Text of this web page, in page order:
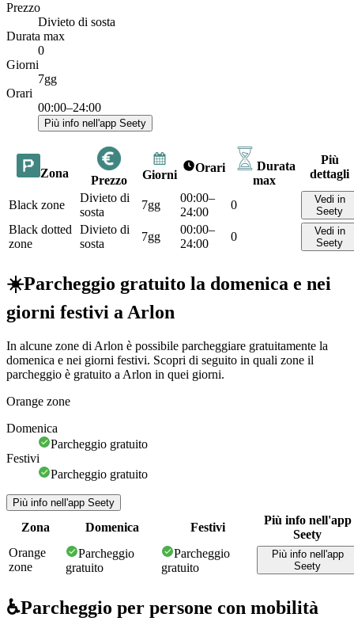
Prezzo
Divieto di sosta
Durata max
0
Giorni
7gg
Orari
00:00–24:00
Più info nell'app Seety
Zona
Prezzo Giorni
Orari
Durata
max
Più
dettagli
Black zone
Divieto di
sosta
7gg
00:00–
24:00
0
Vedi in
Seety
Black dotted
zone
Divieto di
sosta
7gg
00:00–
24:00
0
Vedi in
Seety
☀️Parcheggio gratuito la domenica e nei
giorni festivi a Arlon
In alcune zone di Arlon è possibile parcheggiare gratuitamente la
domenica e nei giorni festivi. Scopri di seguito in quali zone il
parcheggio è gratuito a Arlon in quei giorni.
Orange zone
Domenica
Parcheggio gratuito
Festivi
Parcheggio gratuito
Più info nell'app Seety
Zona Domenica Festivi
Più info nell'app
Seety
Orange
zone
Parcheggio
gratuito
Parcheggio
gratuito
Più info nell'app
Seety
♿Parcheggio per persone con mobilità